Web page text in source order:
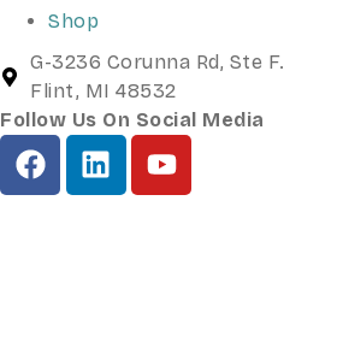
Shop
G-3236 Corunna Rd, Ste F.
Flint, MI 48532
Follow Us On Social Media